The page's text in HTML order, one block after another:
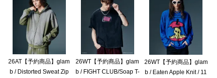
26AT【予約商品】glam
b / Distorted Sweat Zip
26WT【予約商品】glam
b / FIGHT CLUB/Soap T-
26WT【予約商品】glam
b / Eaten Apple Knit / 11